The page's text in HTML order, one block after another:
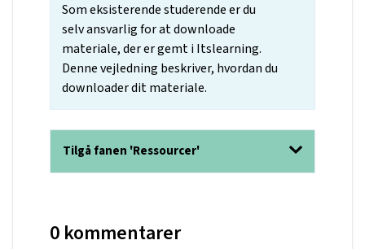
Som eksisterende studerende er du
selv ansvarlig for at downloade
materiale, der er gemt i Itslearning.
Denne vejledning beskriver, hvordan du
downloader dit materiale.
Tilgå fanen 'Ressourcer'
0 kommentarer